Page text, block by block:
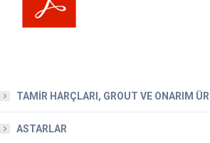
TAMİR HARÇLARI, GROUT VE ONARIM
ASTARLAR